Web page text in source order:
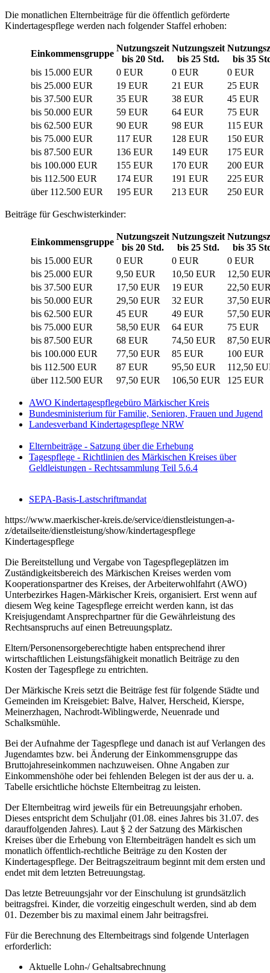
Die monatlichen Elternbeiträge für die öffentlich geförderte
Kindertagespflege werden nach folgender Staffel erhoben:
Einkommensgruppe
Nutzungszeit
bis 20 Std.
Nutzungszeit
bis 25 Std.
bis 35
bis 15.000 EUR
0 EUR 0 EUR
0 EUR
bis 25.000 EUR
19 EUR 21 EUR
25 EUR
bis 37.500 EUR
35 EUR 38 EUR
45 EUR
bis 50.000 EUR
59 EUR 64 EUR
75 EUR
bis 62.500 EUR
90 EUR 98 EUR
115 EUR
bis 75.000 EUR
117 EUR 128 EUR
150 EUR
bis 87.500 EUR
136 EUR 149 EUR
175 EUR
bis 100.000 EUR
155 EUR 170 EUR
200 EUR
bis 112.500 EUR
174 EUR 191 EUR
225 EUR
über 112.500 EUR
195 EUR 213 EUR 250 EUR
Beiträge für Geschwisterkinder:
Einkommensgruppe
Nutzungszeit
bis 20 Std.
Nutzungszeit
bis 25 Std.
bis 35
bis 15.000 EUR
0 EUR 0 EUR
0 EUR
bis 25.000 EUR
9,50 EUR 10,50 EUR
12,50
bis 37.500 EUR
17,50 EUR 19 EUR
22,50
bis 50.000 EUR
29,50 EUR 32 EUR
37,50
bis 62.500 EUR
45 EUR 49 EUR
57,50
bis 75.000 EUR
58,50 EUR 64 EUR
75 EUR
bis 87.500 EUR
68 EUR 74,50 EUR
87,50
bis 100.000 EUR
77,50 EUR 85 EUR
100 EUR
bis 112.500 EUR
87 EUR 95,50 EUR
112,50
über 112.500 EUR
97,50 EUR 106,50 EUR 125 EUR
AWO Kindertagespflegebüro Märkischer Kreis
Bundesministerium für Familie, Senioren, Frauen und Jugend
Landesverband Kindertagespflege NRW
Elternbeiträge - Satzung über die Erhebung
Tagespflege - Richtlinien des Märkischen Kreises über
Geldleistungen - Rechtssammlung Teil 5.6.4
SEPA-Basis-Lastschriftmandat
https://www.maerkischer-kreis.de/service/dienstleistungen-a-
z/detailseite/dienstleistung/show/kindertagespflege
Kindertagespflege
Die Bereitstellung und Vergabe von Tagespflegeplätzen im
Zuständigkeitsbereich des Märkischen Kreises werden vom
Kooperationspartner des Kreises, der Arbeiterwohlfahrt (AWO)
Unterbezirkes Hagen-Märkischer Kreis, organisiert. Erst wenn auf
diesem Weg keine Tagespflege erreicht werden kann, ist das
Kreisjugendamt Ansprechpartner für die Gewährleistung des
Rechtsanspruchs auf einen Betreuungsplatz.
Eltern/Personensorgeberechtigte haben entsprechend ihrer
wirtschaftlichen Leistungsfähigkeit monatlich Beiträge zu den
Kosten der Tagespflege zu entrichten.
Der Märkische Kreis setzt die Beiträge fest für folgende Städte und
Gemeinden im Kreisgebiet: Balve, Halver, Herscheid, Kierspe,
Meinerzhagen, Nachrodt-Wiblingwerde, Neuenrade und
Schalksmühle.
Bei der Aufnahme der Tagespflege und danach ist auf Verlangen des
Jugendamtes bzw. bei Änderung der Einkommensgruppe das
Bruttojahreseinkommen nachzuweisen. Ohne Angaben zur
Einkommenshöhe oder bei fehlenden Belegen ist der aus der u. a.
Tabelle ersichtliche höchste Elternbeitrag zu leisten.
Der Elternbeitrag wird jeweils für ein Betreuungsjahr erhoben.
Dieses entspricht dem Schuljahr (01.08. eines Jahres bis 31.07. des
darauffolgenden Jahres). Laut § 2 der Satzung des Märkischen
Kreises über die Erhebung von Elternbeiträgen handelt es sich um
monatlich öffentlich-rechtliche Beiträge zu den Kosten der
Kindertagespflege. Der Beitragszeitraum beginnt mit dem ersten und
endet mit dem letzten Betreuungstag.
Das letzte Betreuungsjahr vor der Einschulung ist grundsätzlich
beitragsfrei. Kinder, die vorzeitig eingeschult werden, sind ab dem
01. Dezember bis zu maximal einem Jahr beitragsfrei.
Für die Berechnung des Elternbeitrags sind folgende Unterlagen
erforderlich:
Aktuelle Lohn-/ Gehaltsabrechnung